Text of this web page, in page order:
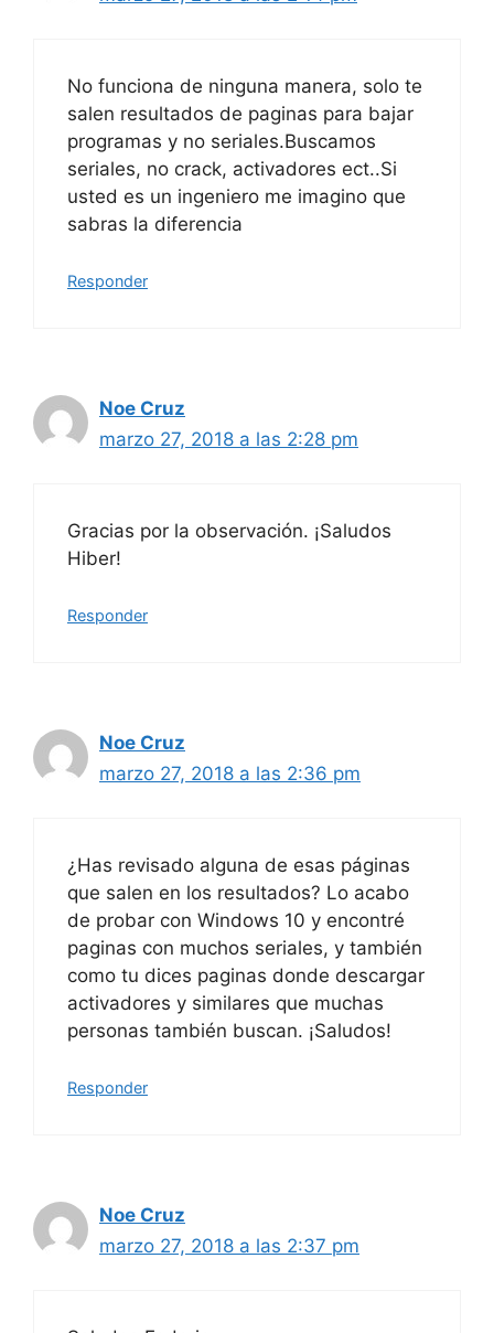
No funciona de ninguna manera, solo te
salen resultados de paginas para bajar
programas y no seriales.Buscamos
seriales, no crack, activadores ect..Si
usted es un ingeniero me imagino que
sabras la diferencia
Responder
Noe Cruz
marzo 27, 2018 a las 2:28 pm
Gracias por la observación. ¡Saludos
Hiber!
Responder
Noe Cruz
marzo 27, 2018 a las 2:36 pm
¿Has revisado alguna de esas páginas
que salen en los resultados? Lo acabo
de probar con Windows 10 y encontré
paginas con muchos seriales, y también
como tu dices paginas donde descargar
activadores y similares que muchas
personas también buscan. ¡Saludos!
Responder
Noe Cruz
marzo 27, 2018 a las 2:37 pm